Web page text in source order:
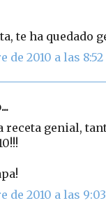
te ha quedado
de 2010 a las 8:52
receta genial,
de 2010 a las 9:03